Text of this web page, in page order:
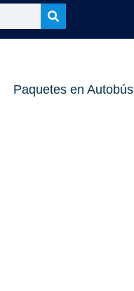
Paquetes en Autobús